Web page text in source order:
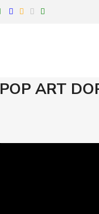
POP ART